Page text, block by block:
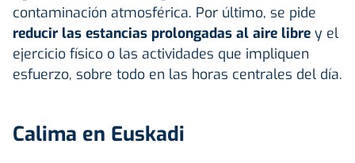
contaminación atmosférica. Por último, se pide
reducir las estancias prolongadas al aire libre y el
ejercicio físico o las actividades que impliquen
esfuerzo, sobre todo en las horas centrales del día.
Calima en Euskadi